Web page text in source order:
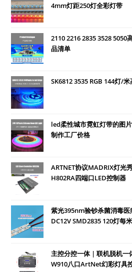
4mm灯距250灯全彩灯带
2110 2216 2835 3528
品清单
SK6812 3535 RGB 144灯/
led柔性城市霓虹灯带的图
制作工厂价格
ARTNET协议MADRIX灯光
H802RA四端口LED控制器
紫光395nm验钞杀菌消毒
DC12V SMD2835 120灯每
主控分控一体 | 联机脱机
W910八口ArtNet幻彩灯具